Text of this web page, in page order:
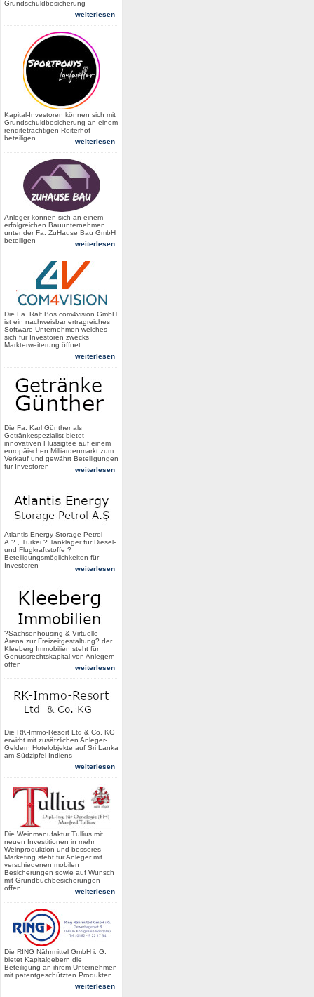
Grundschuldbesicherung
weiterlesen
Kapital-Investoren können sich mit
Grundschuldbesicherung an einem
renditeträchtigen Reiterhof
beteiligen
weiterlesen
Anleger können sich an einem
erfolgreichen Bauunternehmen
unter der Fa. ZuHause Bau GmbH
beteiligen
weiterlesen
Die Fa. Ralf Bos com4vision GmbH
ist ein nachweisbar ertragreiches
Software-Unternehmen welches
sich für Investoren zwecks
Markterweiterung öffnet
weiterlesen
Die Fa. Karl Günther als
Getränkespezialist bietet
innovativen Flüssigtee auf einem
europäischen Milliardenmarkt zum
Verkauf und gewährt Beteiligungen
für Investoren
weiterlesen
Atlantis Energy Storage Petrol
A.?., Türkei ? Tanklager für Diesel-
und Flugkraftstoffe ?
Beteiligungsmöglichkeiten für
Investoren
weiterlesen
?Sachsenhousing & Virtuelle
Arena zur Freizeitgestaltung? der
Kleeberg Immobilien steht für
Genussrechtskapital von Anlegern
offen
weiterlesen
Die RK-Immo-Resort Ltd & Co. KG
erwirbt mit zusätzlichen Anleger-
Geldern Hotelobjekte auf Sri Lanka
am Südzipfel Indiens
weiterlesen
Die Weinmanufaktur Tullius mit
neuen Investitionen in mehr
Weinproduktion und besseres
Marketing steht für Anleger mit
verschiedenen mobilen
Besicherungen sowie auf Wunsch
mit Grundbuchbesicherungen
offen
weiterlesen
Die RING Nährmittel GmbH i. G.
bietet Kapitalgebern die
Beteiligung an ihrem Unternehmen
mit patentgeschützten Produkten
weiterlesen